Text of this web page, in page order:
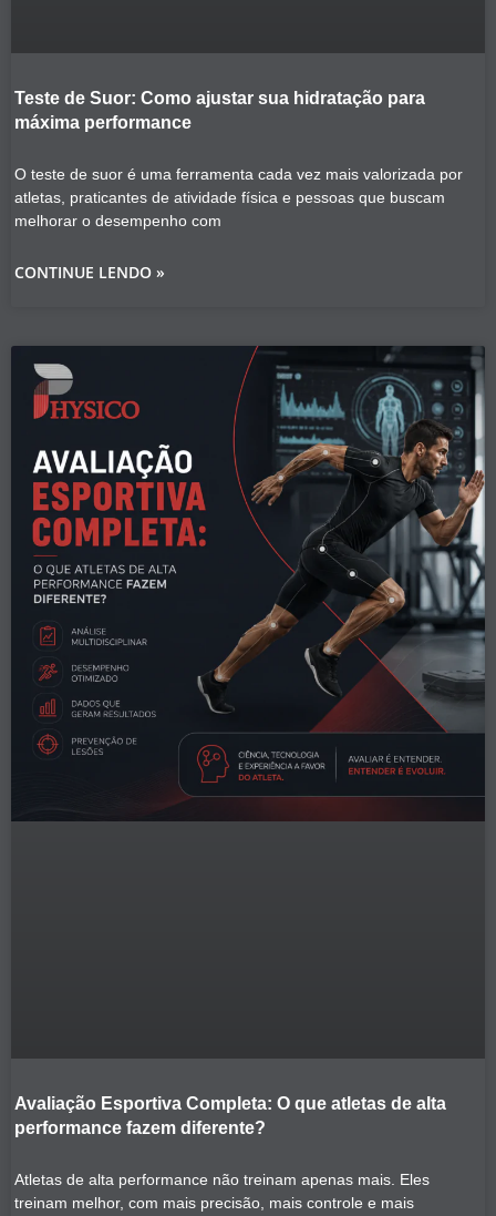
Teste de Suor: Como ajustar sua hidratação para
máxima performance
O teste de suor é uma ferramenta cada vez mais valorizada por
atletas, praticantes de atividade física e pessoas que buscam
melhorar o desempenho com
CONTINUE LENDO »
Avaliação Esportiva Completa: O que atletas de alta
performance fazem diferente?
Atletas de alta performance não treinam apenas mais. Eles
treinam melhor, com mais precisão, mais controle e mais